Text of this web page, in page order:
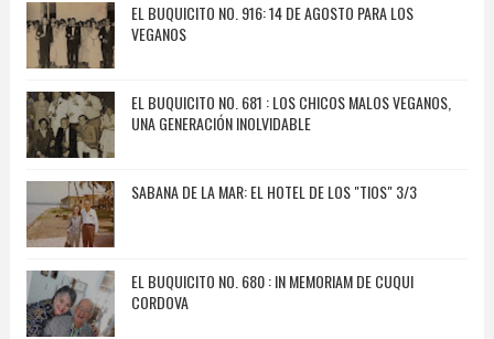
EL BUQUICITO NO. 916: 14 DE AGOSTO PARA LOS
VEGANOS
EL BUQUICITO NO. 681 : LOS CHICOS MALOS VEGANOS,
UNA GENERACIÓN INOLVIDABLE
SABANA DE LA MAR: EL HOTEL DE LOS "TIOS" 3/3
EL BUQUICITO NO. 680 : IN MEMORIAM DE CUQUI
CORDOVA